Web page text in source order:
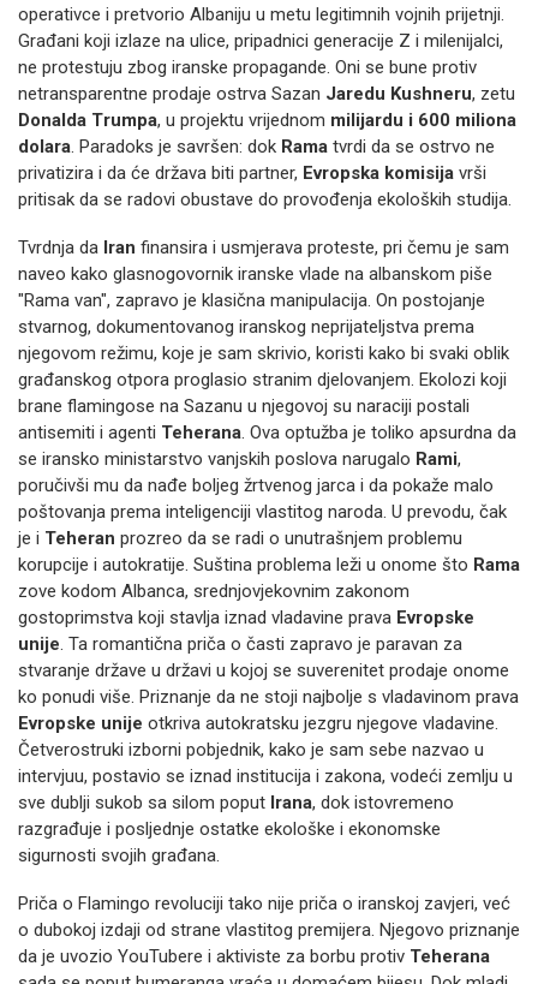
operativce i pretvorio Albaniju u metu legitimnih vojnih prijetnji.
Građani koji izlaze na ulice, pripadnici generacije Z i milenijalci,
ne protestuju zbog iranske propagande. Oni se bune protiv
netransparentne prodaje ostrva Sazan Jaredu Kushneru, zetu
Donalda Trumpa, u projektu vrijednom milijardu i 600 miliona
dolara. Paradoks je savršen: dok Rama tvrdi da se ostrvo ne
privatizira i da će država biti partner, Evropska komisija vrši
pritisak da se radovi obustave do provođenja ekoloških studija.
Tvrdnja da Iran finansira i usmjerava proteste, pri čemu je sam
naveo kako glasnogovornik iranske vlade na albanskom piše
"Rama van", zapravo je klasična manipulacija. On postojanje
stvarnog, dokumentovanog iranskog neprijateljstva prema
njegovom režimu, koje je sam skrivio, koristi kako bi svaki oblik
građanskog otpora proglasio stranim djelovanjem. Ekolozi koji
brane flamingose na Sazanu u njegovoj su naraciji postali
antisemiti i agenti Teherana. Ova optužba je toliko apsurdna da
se iransko ministarstvo vanjskih poslova narugalo Rami,
poručivši mu da nađe boljeg žrtvenog jarca i da pokaže malo
poštovanja prema inteligenciji vlastitog naroda. U prevodu, čak
je i Teheran prozreo da se radi o unutrašnjem problemu
korupcije i autokratije. Suština problema leži u onome što Rama
zove kodom Albanca, srednjovjekovnim zakonom
gostoprimstva koji stavlja iznad vladavine prava Evropske
unije. Ta romantična priča o časti zapravo je paravan za
stvaranje države u državi u kojoj se suverenitet prodaje onome
ko ponudi više. Priznanje da ne stoji najbolje s vladavinom prava
Evropske unije otkriva autokratsku jezgru njegove vladavine.
Četverostruki izborni pobjednik, kako je sam sebe nazvao u
intervjuu, postavio se iznad institucija i zakona, vodeći zemlju u
sve dublji sukob sa silom poput Irana, dok istovremeno
razgrađuje i posljednje ostatke ekološke i ekonomske
sigurnosti svojih građana.
Priča o Flamingo revoluciji tako nije priča o iranskoj zavjeri, već
o dubokoj izdaji od strane vlastitog premijera. Njegovo priznanje
da je uvozio YouTubere i aktiviste za borbu protiv Teherana